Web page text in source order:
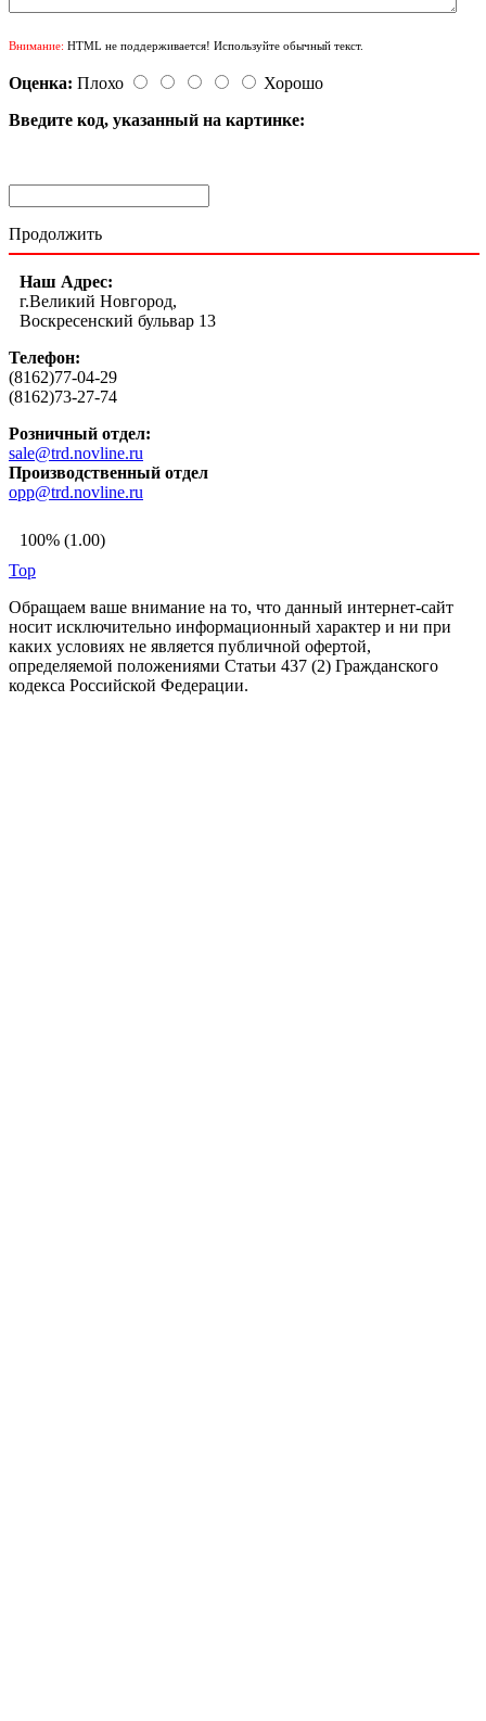
Внимание: HTML не поддерживается! Используйте обычный текст.
Оценка: Плохо
Хорошо
Введите код, указанный на картинке:
Продолжить
Наш Адрес:
г.Великий Новгород,
Воскресенский бульвар 13
Телефон:
(8162)77-04-29
(8162)73-27-74
Розничный отдел:
sale@trd.novline.ru
Производственный отдел
opp@trd.novline.ru
100% (1.00)
Top
Обращаем ваше внимание на то, что данный интернет-сайт
носит исключительно информационный характер и ни при
каких условиях не является публичной офертой,
определяемой положениями Статьи 437 (2) Гражданского
кодекса Российской Федерации.